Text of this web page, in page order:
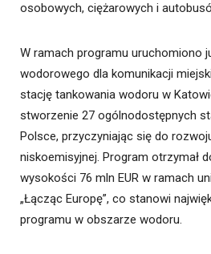
osobowych, ciężarowych i
W ramach programu uruchomiono
wodorowego dla komunikacji
stację tankowania wodoru w
stworzenie 27 ogólnodostępnych
Polsce, przyczyniając się do
niskoemisyjnej. Program otrzymał
wysokości 76 mln EUR w ramach
„Łącząc Europę”, co stanowi
programu w obszarze wodoru.